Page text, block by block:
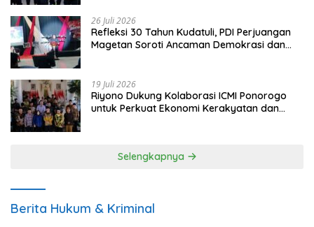
26 Juli 2026
Refleksi 30 Tahun Kudatuli, PDI Perjuangan
Magetan Soroti Ancaman Demokrasi dan
19 Juli 2026
Riyono Dukung Kolaborasi ICMI Ponorogo
untuk Perkuat Ekonomi Kerakyatan dan
Selengkapnya
Berita Hukum & Kriminal